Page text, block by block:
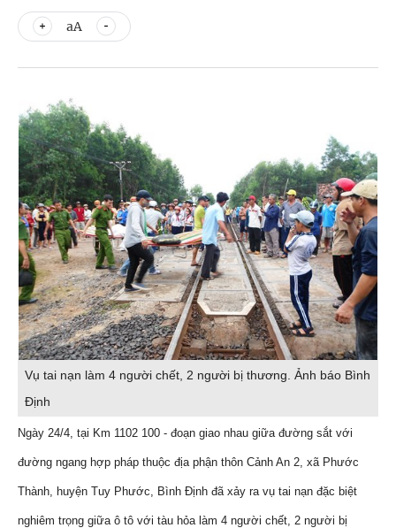
aA
Vụ tai nạn làm 4 người chết, 2 người bị thương. Ảnh báo Bình
Định
Ngày 24/4, tại Km 1102 100 - đoạn giao nhau giữa đường sắt với
đường ngang hợp pháp thuộc địa phận thôn Cảnh An 2, xã Phước
Thành, huyện Tuy Phước, Bình Định đã xảy ra vụ tai nạn đặc biệt
nghiêm trọng giữa ô tô với tàu hỏa làm 4 người chết, 2 người bị